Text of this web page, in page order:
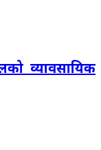
व्यावसायिक